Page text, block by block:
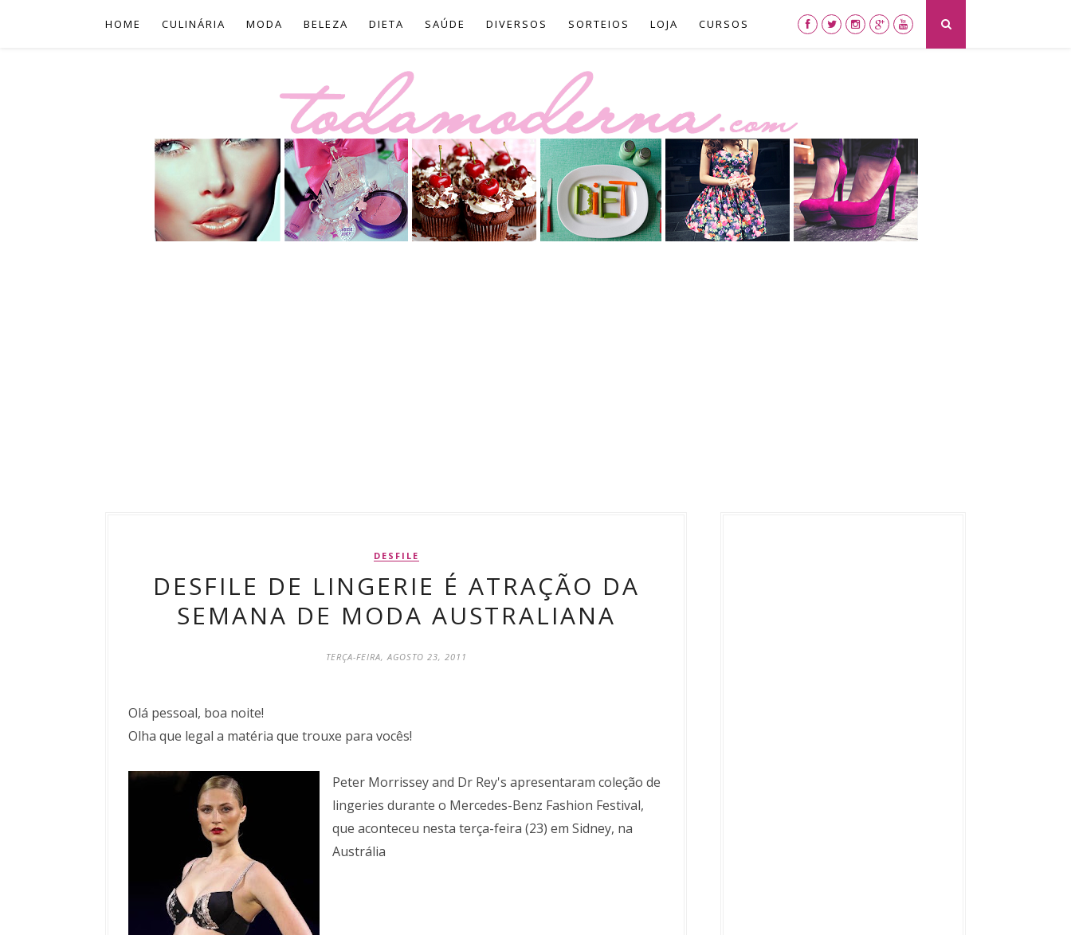
HOME CULINÁRIA MODA BELEZA DIETA SAÚDE DIVERSOS SORTEIOS LOJA CURSOS
DESFILE
DESFILE DE LINGERIE É ATRAÇÃO DA
SEMANA DE MODA AUSTRALIANA
TERÇA-FEIRA, AGOSTO 23, 2011
Olá pessoal, boa noite!
Olha que legal a matéria que trouxe para vocês!
Peter Morrissey and Dr Rey's apresentaram coleção de
lingeries durante o Mercedes-Benz Fashion Festival,
que aconteceu nesta terça-feira (23) em Sidney, na
Austrália